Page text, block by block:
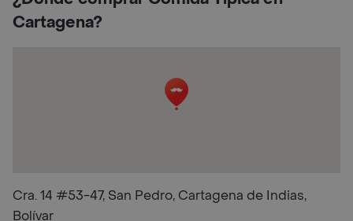
Cartagena?
Cra. 14 #53-47, San Pedro, Cartagena de Indias,
Bolívar